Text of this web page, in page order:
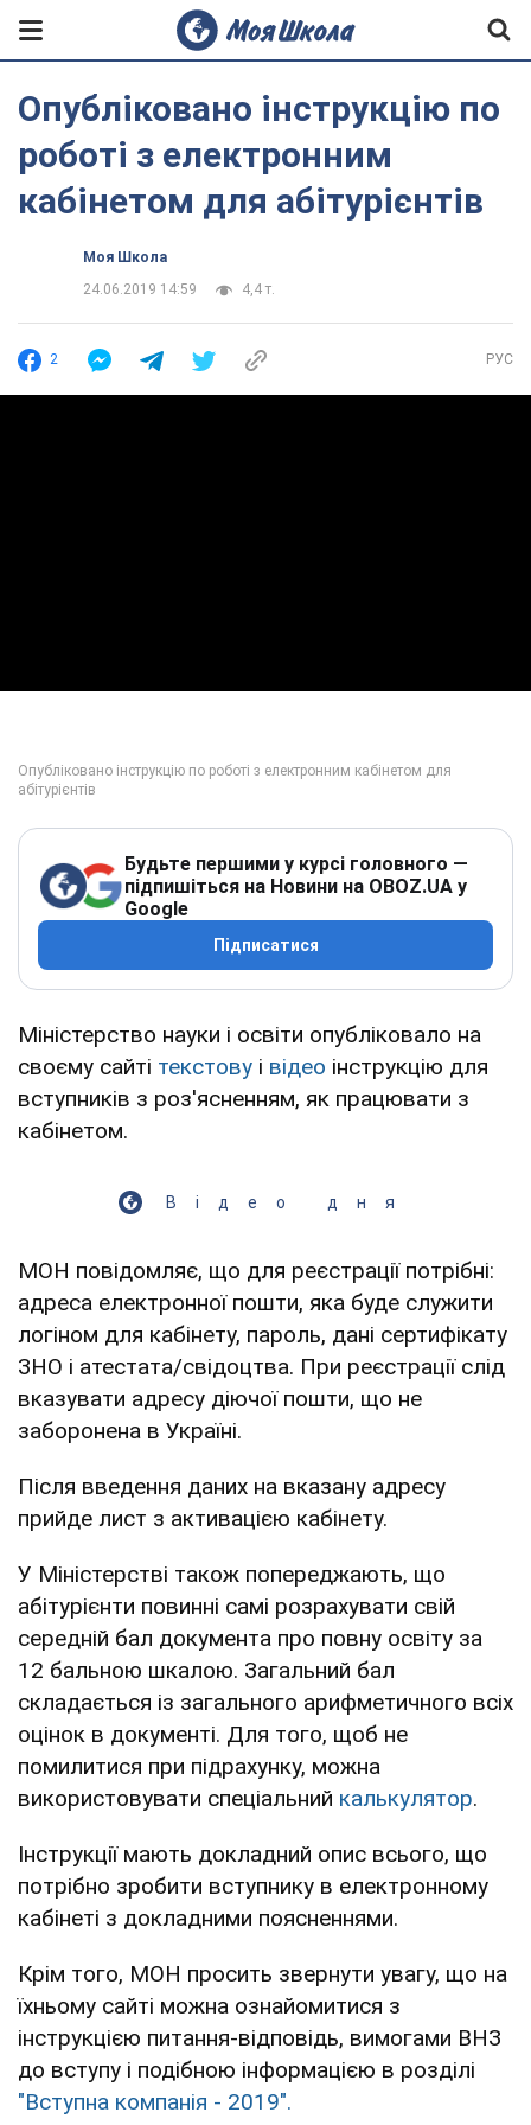
Опубліковано інструкцію по
роботі з електронним
кабінетом для абітурієнтів
Моя Школа
24.06.2019 14:59
4,4 т.
2 РУС
Будьте першими у курсі головного —
підпишіться на Новини на OBOZ.UA у
Google
Підписатися
Міністерство науки і освіти опубліковало на
своєму сайті текстову і відео інструкцію для
вступників з роз'ясненням, як працювати з
кабінетом.
Відео дня
Play Video
МОН повідомляє, що для реєстрації потрібні:
адреса електронної пошти, яка буде служити
логіном для кабінету, пароль, дані сертифікату
ЗНО і атестата/свідоцтва. При реєстрації слід
вказувати адресу діючої пошти, що не
заборонена в Україні.
Після введення даних на вказану адресу
прийде лист з активацією кабінету.
У Міністерстві також попереджають, що
абітурієнти повинні самі розрахувати свій
середній бал документа про повну освіту за
12 бальною шкалою. Загальний бал
складається із загального арифметичного всіх
оцінок в документі. Для того, щоб не
помилитися при підрахунку, можна
використовувати спеціальний